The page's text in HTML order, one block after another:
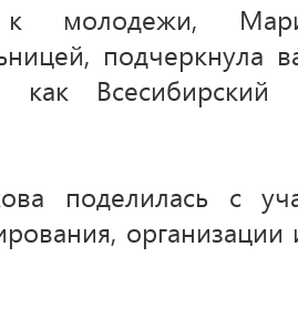
к молодежи,
подчеркнула
как
поделилась с